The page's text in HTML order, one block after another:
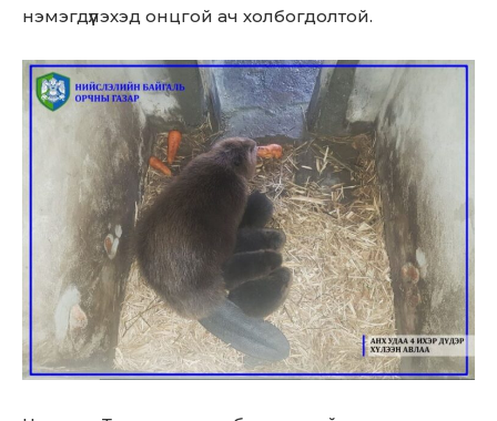
нэмэгдүүлэхэд онцгой ач холбогдолтой.